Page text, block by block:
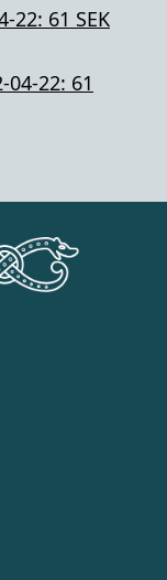
22: 61 SEK
22: 61